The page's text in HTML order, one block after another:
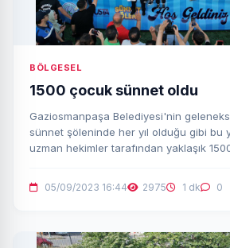
BÖLGESEL
1500 çocuk sünnet oldu
Gaziosmanpaşa Belediyesi'nin
sünnet şöleninde her yıl olduğu gibi bu
uzman hekimler tarafından yaklaşık
05/09/2023 16:44 2975 1 dk 0